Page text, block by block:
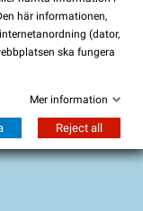
för hem och
du ett noggrant utvalt
hållbarhet.
här informationen,
(dator,
ska fungera
Mer information
Reject all